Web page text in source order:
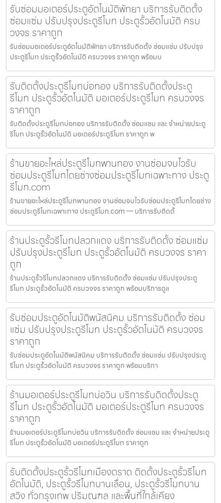
รับซ่อมมอเตอร์ประตูอัตโนมัติพัทยา บริการรับติดตั้ง
ซ่อมแซ่ม ปรับปรุงประตูรีโมท ประตูรั้วอัตโนมัติ ครบ
วงจร ราคาถูก
รับซ่อมมอเตอร์ประตูอัตโนมัติพัทยา บริการรับติดตั้ง ซ่อมแซ่ม ปรับปรุง
ประตูรีโมท ประตูรั้วอัตโนมัติ ครบวงจร ราคาถูก พร้อมบ
รับติดตั้งประตูรีโมทบ่อทอง บริการรับติดตั้งประตู
รีโมท ประตูรั้วอัตโนมัติ มอเตอร์ประตูรีโมท ครบวงจร
ราคาถูก
รับติดตั้งประตูรีโมทบ่อทอง บริการรับติดตั้ง ซ่อมแซม และ จำหน่ายประตู
รีโมท ประตูรั้วอัตโนมัติ มอเตอร์ประตูรีโมท ราคาถูก พ
ร้านขายอะไหล่ประตูรีโมทพานทอง งานซ่อมจบไวรับ
ซ่อมประตูรีโมทโดยช่างซ่อมประตูรีโมทเฉพาะทาง ประตู
รีโมท.com
ร้านขายอะไหล่ประตูรีโมทพานทอง งานซ่อมจบไวรับซ่อมประตูรีโมทโดยช่าง
ซ่อมประตูรีโมทเฉพาะทาง ประตูรีโมท.com — บริการรับติดตั้
ร้านประตูรั้วรีโมทปลวกแดง บริการรับติดตั้ง ซ่อมแซ่ม
ปรับปรุงประตูรีโมท ประตูรั้วอัตโนมัติ ครบวงจร ราคา
ถูก
ร้านประตูรั้วรีโมทปลวกแดง บริการรับติดตั้ง ซ่อมแซ่ม ปรับปรุงประตู
รีโมท ประตูรั้วอัตโนมัติ ครบวงจร ราคาถูก พร้อมบริการดูแ
รับซ่อมประตูอัตโนมัติพนัสนิคม บริการรับติดตั้ง ซ่อม
แซ่ม ปรับปรุงประตูรีโมท ประตูรั้วอัตโนมัติ ครบวงจร
ราคาถูก
รับซ่อมประตูอัตโนมัติพนัสนิคม บริการรับติดตั้ง ซ่อมแซ่ม ปรับปรุงประตู
รีโมท ประตูรั้วอัตโนมัติ ครบวงจร ราคาถูก พร้อมบริกา
ร้านมอเตอร์ประตูรีโมทบ่อวิน บริการรับติดตั้งประตู
รีโมท ประตูรั้วอัตโนมัติ มอเตอร์ประตูรีโมท ครบวงจร
ราคาถูก
ร้านมอเตอร์ประตูรีโมทบ่อวิน บริการรับติดตั้ง ซ่อมแซม และ จำหน่ายประตู
รีโมท ประตูรั้วอัตโนมัติ มอเตอร์ประตูรีโมท ราคาถูก
รับติดตั้งประตูรั้วรีโมทเมืองตราด ติดตั้งประตูรั้วรีโมท
อัตโนมัติ, ประตูรั้วรีโมทบานเลื่อน, ประตูรั้วรีโมทบาน
สวิง ทั่วกรุงเทพ ปริมณฑล และพื้นที่ใกล้เคียง